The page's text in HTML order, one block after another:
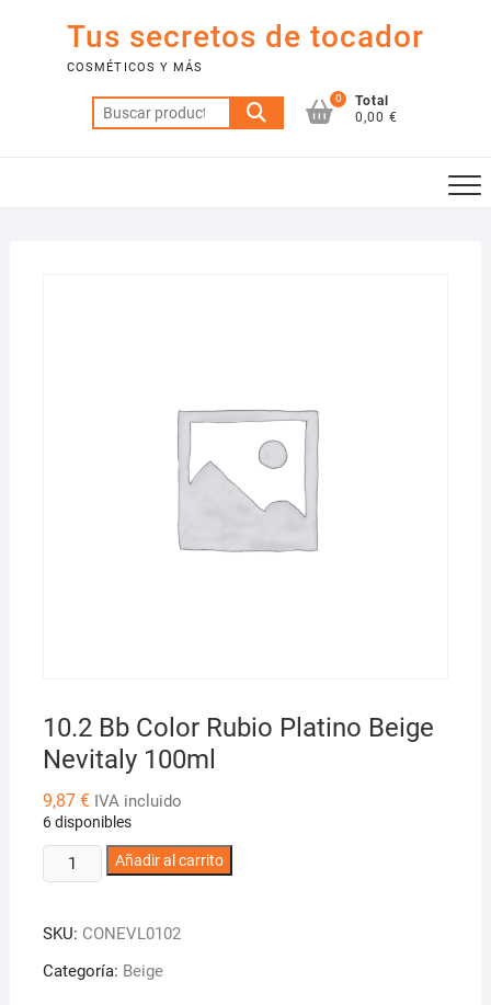
contenido
Tus secretos de tocador
COSMÉTICOS Y MÁS
Buscar
por:
0
Total
0,00 €
10.2 Bb Color Rubio Platino Beige
Nevitaly 100ml
9,87 € IVA incluido
6 disponibles
10.2
Bb
Rubio
Platino
Añadir al carrito
SKU: CONEVL0102
Categoría: Beige